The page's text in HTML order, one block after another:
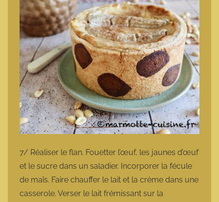
7/ Réaliser le flan. Fouetter l’œuf, les jaunes d’œuf
et le sucre dans un saladier. Incorporer la fécule
de maïs. Faire chauffer le lait et la crème dans une
casserole. Verser le lait frémissant sur la